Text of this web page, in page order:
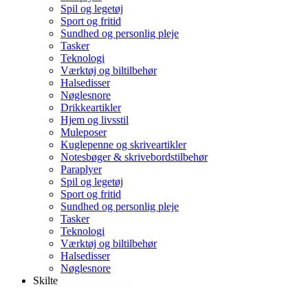
Spil og legetøj
Sport og fritid
Sundhed og personlig pleje
Tasker
Teknologi
Værktøj og biltilbehør
Halsedisser
Nøglesnore
Drikkeartikler
Hjem og livsstil
Muleposer
Kuglepenne og skriveartikler
Notesbøger & skrivebordstilbehør
Paraplyer
Spil og legetøj
Sport og fritid
Sundhed og personlig pleje
Tasker
Teknologi
Værktøj og biltilbehør
Halsedisser
Nøglesnore
Skilte